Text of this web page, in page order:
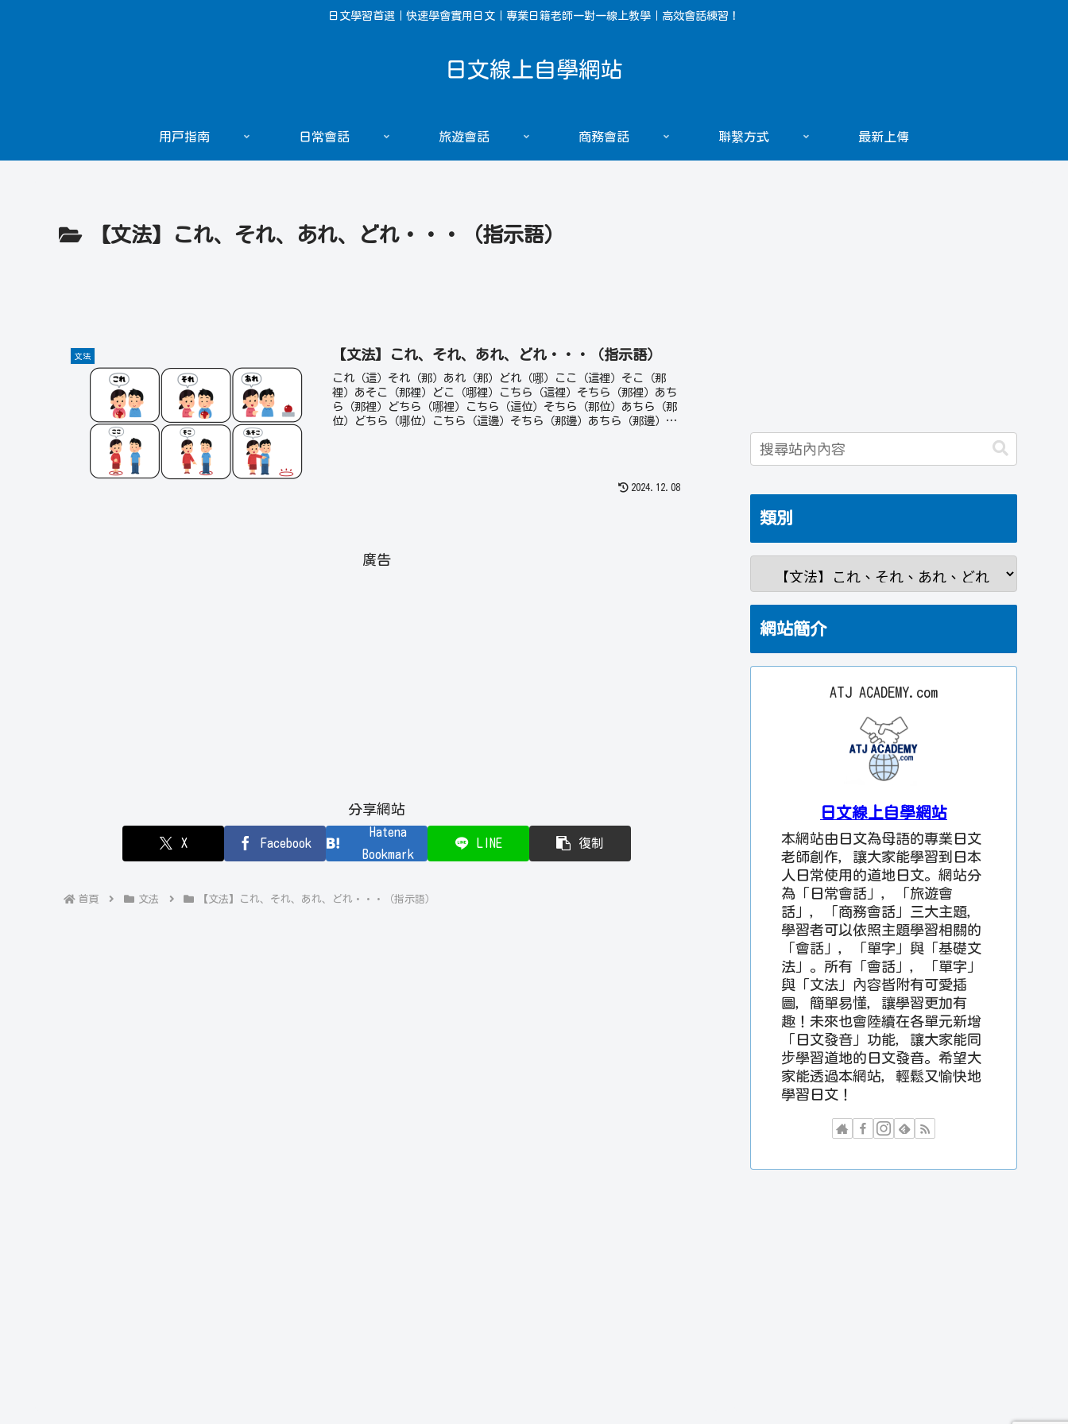
日文學習首選｜快速學會實用日文｜專業日籍老師一對一線上教學｜高效會話練習！
日文線上自學網站
用戸指南 日常會話 旅遊會話 商務會話 聯繫方式 最新上傳
【文法】これ、それ、あれ、どれ・・・（指示語）
文法 【文法】これ、それ、あれ、どれ・・・（指示語）
これ（這）それ（那）あれ（那）どれ（哪）ここ（這裡）そこ（那
裡）あそこ（那裡）どこ（哪裡）こちら（這裡）そちら（那裡）あち
ら（那裡）どちら（哪裡）こちら（這位）そちら（那位）あちら（那
位）どちら（哪位）こちら（這邊）そちら（那邊）あちら（那邊）ど
2024.12.08
廣告
分享網站
X Facebook
Hatena
Bookmark
LINE 復制
首頁 文法 【文法】これ、それ、あれ、どれ・・・（指示語）
類別
網站簡介
ATJ ACADEMY.com
日文線上自學網站
本網站由日文為母語的專業日文
老師創作，讓大家能學習到日本
人日常使用的道地日文。網站分
為「日常會話」，「旅遊會
話」，「商務會話」三大主題，
學習者可以依照主題學習相關的
「會話」，「單字」與「基礎文
法」。所有「會話」，「單字」
與「文法」內容皆附有可愛插
圖，簡單易懂，讓學習更加有
趣！未來也會陸續在各單元新增
「日文發音」功能，讓大家能同
步學習道地的日文發音。希望大
家能透過本網站，輕鬆又愉快地
學習日文！